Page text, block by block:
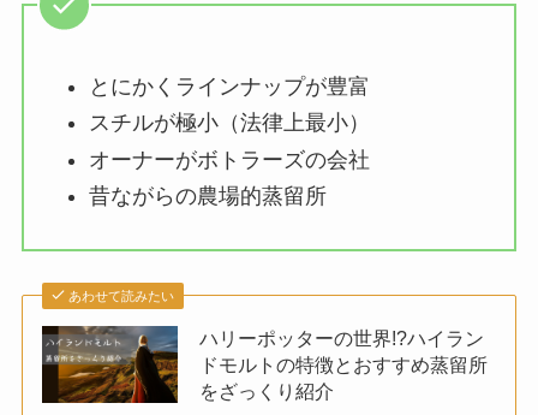
とにかくラインナップが豊富
スチルが極小（法律上最小）
オーナーがボトラーズの会社
昔ながらの農場的蒸留所
あわせて読みたい
ハリーポッターの世界!?ハイラン
ドモルトの特徴とおすすめ蒸留所
をざっくり紹介